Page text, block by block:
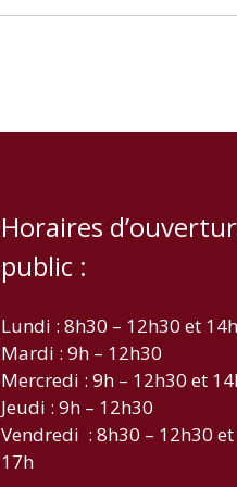
Horaires
public :
Lundi : 8h30 – 12h30 et
Mardi : 9h – 12h30
Mercredi : 9h – 12h30 et
Jeudi : 9h – 12h30
Vendredi : 8h30 – 12h30 et
17h